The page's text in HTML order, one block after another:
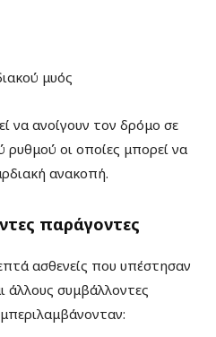
μυός
να ανοίγουν τον δρόμο σε
ρυθμού οι οποίες μπορεί να
ανακοπή.
παράγοντες
ασθενείς που υπέστησαν
άλλους συμβάλλοντες